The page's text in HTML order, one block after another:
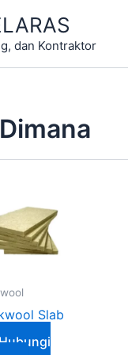
dan Kontraktor
Slab
Hubungi